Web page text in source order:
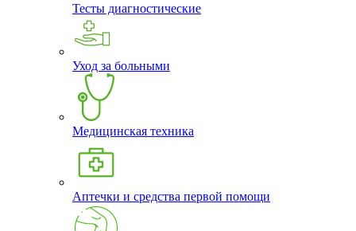
Тесты диагностические
Уход за больными
Медицинская техника
Аптечки и средства первой помощи